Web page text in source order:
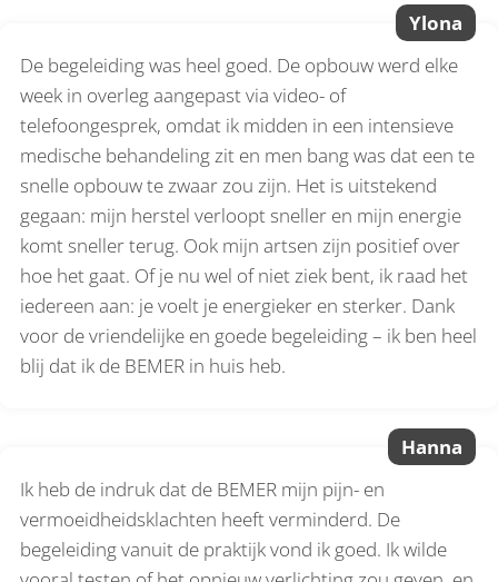
Ylona
De begeleiding was heel goed. De opbouw werd elke
week in overleg aangepast via video- of
telefoongesprek, omdat ik midden in een intensieve
medische behandeling zit en men bang was dat een te
snelle opbouw te zwaar zou zijn. Het is uitstekend
gegaan: mijn herstel verloopt sneller en mijn energie
komt sneller terug. Ook mijn artsen zijn positief over
hoe het gaat. Of je nu wel of niet ziek bent, ik raad het
iedereen aan: je voelt je energieker en sterker. Dank
voor de vriendelijke en goede begeleiding – ik ben heel
blij dat ik de BEMER in huis heb.
Hanna
Ik heb de indruk dat de BEMER mijn pijn- en
vermoeidheidsklachten heeft verminderd. De
begeleiding vanuit de praktijk vond ik goed. Ik wilde